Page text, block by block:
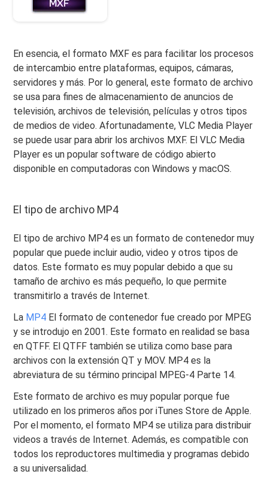
En esencia, el formato MXF es para facilitar los procesos
de intercambio entre plataformas, equipos, cámaras,
servidores y más. Por lo general, este formato de archivo
se usa para fines de almacenamiento de anuncios de
televisión, archivos de televisión, películas y otros tipos
de medios de video. Afortunadamente, VLC Media Player
se puede usar para abrir los archivos MXF. El VLC Media
Player es un popular software de código abierto
disponible en computadoras con Windows y macOS.
El tipo de archivo MP4
El tipo de archivo MP4 es un formato de contenedor muy
popular que puede incluir audio, video y otros tipos de
datos. Este formato es muy popular debido a que su
tamaño de archivo es más pequeño, lo que permite
transmitirlo a través de Internet.
La MP4 El formato de contenedor fue creado por MPEG
y se introdujo en 2001. Este formato en realidad se basa
en QTFF. El QTFF también se utiliza como base para
archivos con la extensión QT y MOV. MP4 es la
abreviatura de su término principal MPEG-4 Parte 14.
Este formato de archivo es muy popular porque fue
utilizado en los primeros años por iTunes Store de Apple.
Por el momento, el formato MP4 se utiliza para distribuir
videos a través de Internet. Además, es compatible con
todos los reproductores multimedia y programas debido
a su universalidad.